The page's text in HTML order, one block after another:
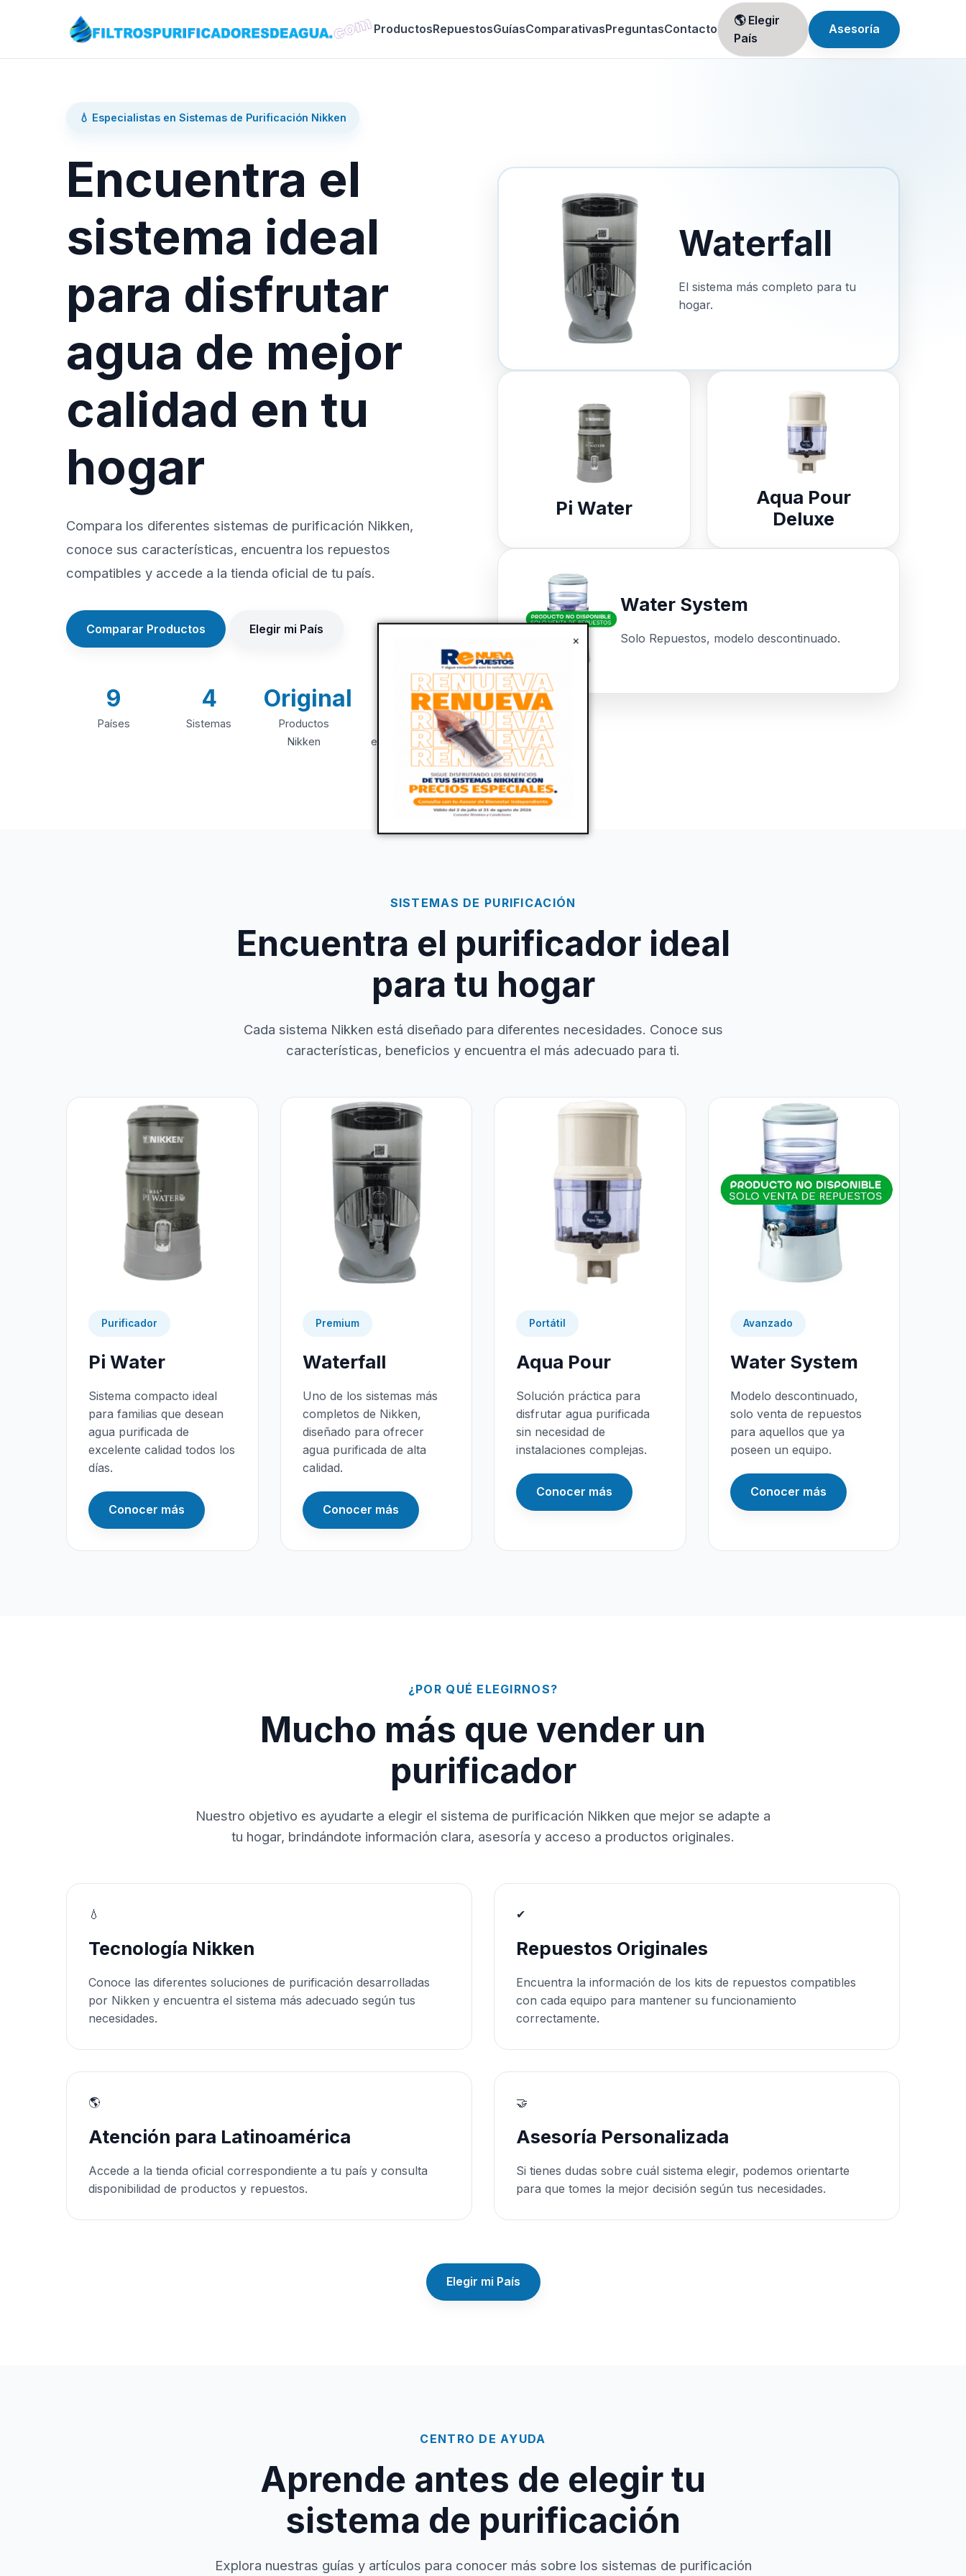
×
ProductosRepuestosGuíasComparativasPreguntasContacto
🌎 Elegir
País
Asesoría
💧 Especialistas en Sistemas de Purificación Nikken
Encuentra el
sistema ideal
para disfrutar
agua de mejor
calidad en tu
hogar
Compara los diferentes sistemas de purificación Nikken,
conoce sus características, encuentra los repuestos
compatibles y accede a la tienda oficial de tu país.
Comparar Productos Elegir mi País
9
Países
4
Sistemas
Original
Productos
Nikken
+20
Años de
experiencia
Waterfall
El sistema más completo para tu
hogar.
Pi Water
Aqua Pour
Deluxe
Water System
Solo Repuestos, modelo descontinuado.
SISTEMAS DE PURIFICACIÓN
Encuentra el purificador ideal
para tu hogar
Cada sistema Nikken está diseñado para diferentes necesidades. Conoce sus
características, beneficios y encuentra el más adecuado para ti.
Purificador
Pi Water
Sistema compacto ideal
para familias que desean
agua purificada de
excelente calidad todos los
días.
Conocer más
Premium
Waterfall
Uno de los sistemas más
completos de Nikken,
diseñado para ofrecer
agua purificada de alta
calidad.
Conocer más
Portátil
Aqua Pour
Solución práctica para
disfrutar agua purificada
sin necesidad de
instalaciones complejas.
Conocer más
Avanzado
Water System
Modelo descontinuado,
solo venta de repuestos
para aquellos que ya
poseen un equipo.
Conocer más
¿POR QUÉ ELEGIRNOS?
Mucho más que vender un
purificador
Nuestro objetivo es ayudarte a elegir el sistema de purificación Nikken que mejor se adapte a
tu hogar, brindándote información clara, asesoría y acceso a productos originales.
💧
Tecnología Nikken
Conoce las diferentes soluciones de purificación desarrolladas
por Nikken y encuentra el sistema más adecuado según tus
necesidades.
✔
Repuestos Originales
Encuentra la información de los kits de repuestos compatibles
con cada equipo para mantener su funcionamiento
correctamente.
🌎
Atención para Latinoamérica
Accede a la tienda oficial correspondiente a tu país y consulta
disponibilidad de productos y repuestos.
🤝
Asesoría Personalizada
Si tienes dudas sobre cuál sistema elegir, podemos orientarte
para que tomes la mejor decisión según tus necesidades.
Elegir mi País
CENTRO DE AYUDA
Aprende antes de elegir tu
sistema de purificación
Explora nuestras guías y artículos para conocer más sobre los sistemas de purificación